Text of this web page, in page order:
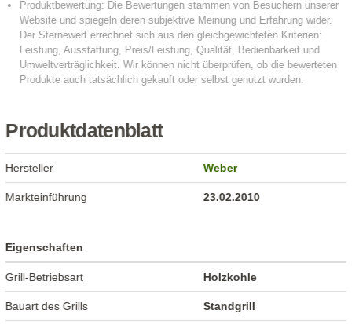
Produktdatenblatt
Hersteller Weber
Markteinführung 23.02.2010
Eigenschaften
Grill-Betriebsart Holzkohle
Bauart des Grills Standgrill